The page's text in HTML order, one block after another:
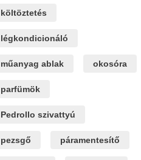
költöztetés
légkondicionáló
műanyag ablak okosóra
parfümök
Pedrollo szivattyú
pezsgő páramentesítő